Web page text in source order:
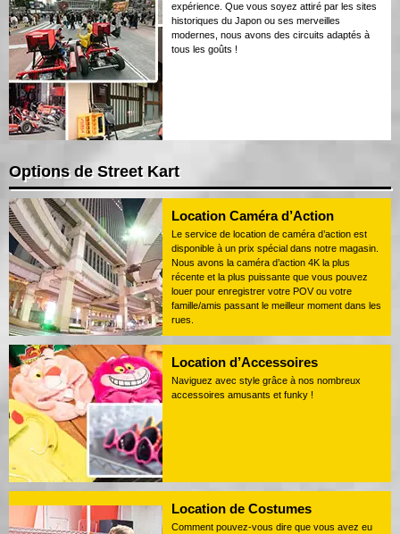
expérience. Que vous soyez attiré par les sites
historiques du Japon ou ses merveilles
modernes, nous avons des circuits adaptés à
tous les goûts !
Options de Street Kart
Location Caméra d’Action
Le service de location de caméra d’action est
disponible à un prix spécial dans notre magasin.
Nous avons la caméra d’action 4K la plus
récente et la plus puissante que vous pouvez
louer pour enregistrer votre POV ou votre
famille/amis passant le meilleur moment dans les
rues.
Location d’Accessoires
Naviguez avec style grâce à nos nombreux
accessoires amusants et funky !
Location de Costumes
Comment pouvez-vous dire que vous avez eu